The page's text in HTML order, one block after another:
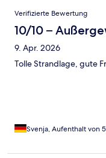
Bewertungen
Verifizierte Bewertung
10/10 –
9. Apr. 2026
Tolle Strandlage, gute
Svenja, Aufenthalt von